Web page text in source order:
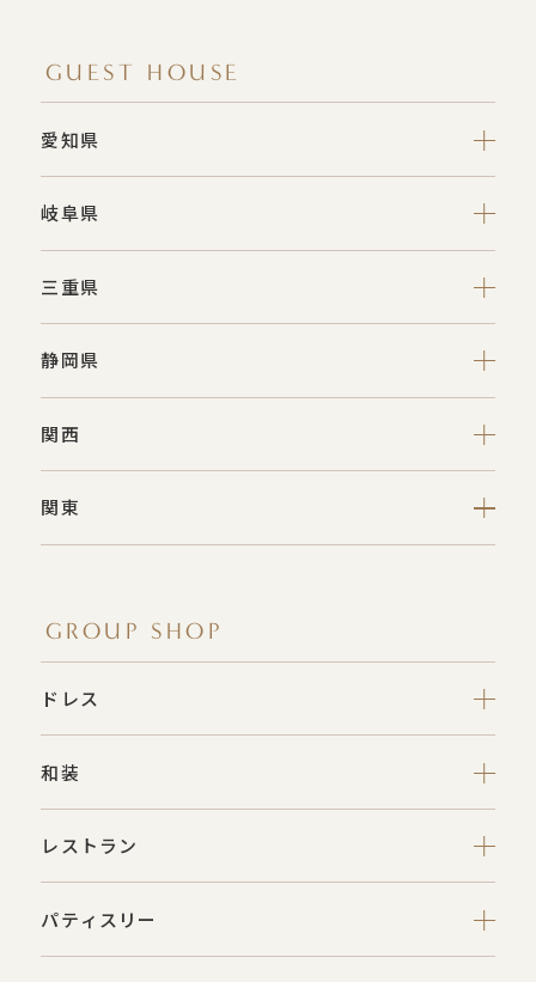
GUEST HOUSE
愛知県
岐阜県
三重県
静岡県
関西
関東
GROUP SHOP
ドレス
和装
レストラン
パティスリー